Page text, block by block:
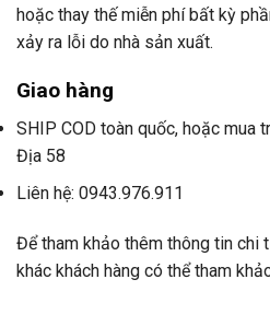
hoặc thay thế miễn phí bất kỳ
xảy ra lỗi do nhà sản xuất.
Giao hàng
SHIP COD toàn quốc, hoặc mua
Địa 58
Liên hệ: 0943.976.911
Để tham khảo thêm thông tin chi
khác khách hàng có thể tham